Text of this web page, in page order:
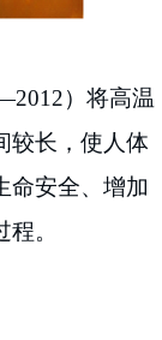
）将高温
较长，使人体
命安全、增加
程。